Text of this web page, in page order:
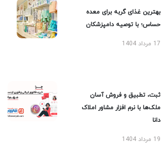
بهترین غذای گربه برای معده
حساس؛ با توصیه دامپزشکان
17 مرداد 1404
ثبت، تطبیق و فروش آسان
ملک‌ها با نرم افزار مشاور املاک
دانا
19 مرداد 1404